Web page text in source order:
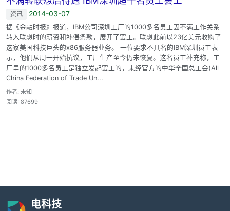
资讯 2014-03-07
据《金融时报》报道，IBM公司深圳工厂的1000多名员工因不满工作关系
转入联想时的薪资和补偿条款，展开了罢工。联想此前以23亿美元收购了
这家美国科技巨头的x86服务器业务。 一位要求不具名的IBM深圳员工表
示，他们从周一开始抗议，工厂生产至今仍未恢复。这名员工补充称，工
厂里的1000多名员工是独立发起罢工的，未经官方的中华全国总工会(All
China Federation of Trade Un...
作者: 未知
阅读: 87699
电科技